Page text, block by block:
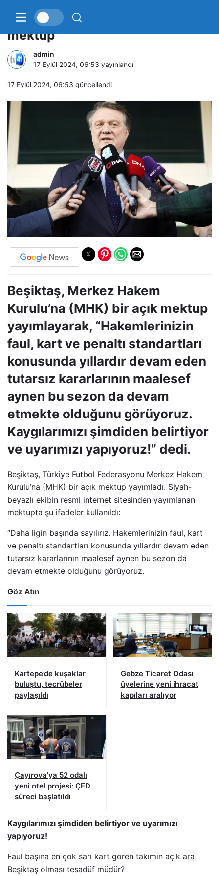
Beşiktaş’tan MHK’ya açık
mektup
admin
17 Eylül 2024, 06:53 yayınlandı
17 Eylül 2024, 06:53 güncellendi
Beşiktaş, Merkez Hakem
Kurulu’na (MHK) bir açık mektup
yayımlayarak, “Hakemlerinizin
faul, kart ve penaltı standartları
konusunda yıllardır devam eden
tutarsız kararlarının maalesef
aynen bu sezon da devam
etmekte olduğunu görüyoruz.
Kaygılarımızı şimdiden belirtiyor
ve uyarımızı yapıyoruz!” dedi.
Beşiktaş, Türkiye Futbol Federasyonu Merkez Hakem
Kurulu’na (MHK) bir açık mektup yayımladı. Siyah-
beyazlı ekibin resmi internet sitesinden yayımlanan
mektupta şu ifadeler kullanıldı:
“Daha ligin başında sayılırız. Hakemlerinizin faul, kart
ve penaltı standartları konusunda yıllardır devam eden
tutarsız kararlarının maalesef aynen bu sezon da
devam etmekte olduğunu görüyoruz.
Göz Atın
Kartepe’de kuşaklar
buluştu, tecrübeler
paylaşıldı
Gebze Ticaret Odası
üyelerine yeni ihracat
kapıları aralıyor
Çayırova’ya 52 odalı
yeni otel projesi: ÇED
süreci başlatıldı
Kaygılarımızı şimdiden belirtiyor ve uyarımızı
yapıyoruz!
Faul başına en çok sarı kart gören takımın açık ara
Beşiktaş olması tesadüf müdür?